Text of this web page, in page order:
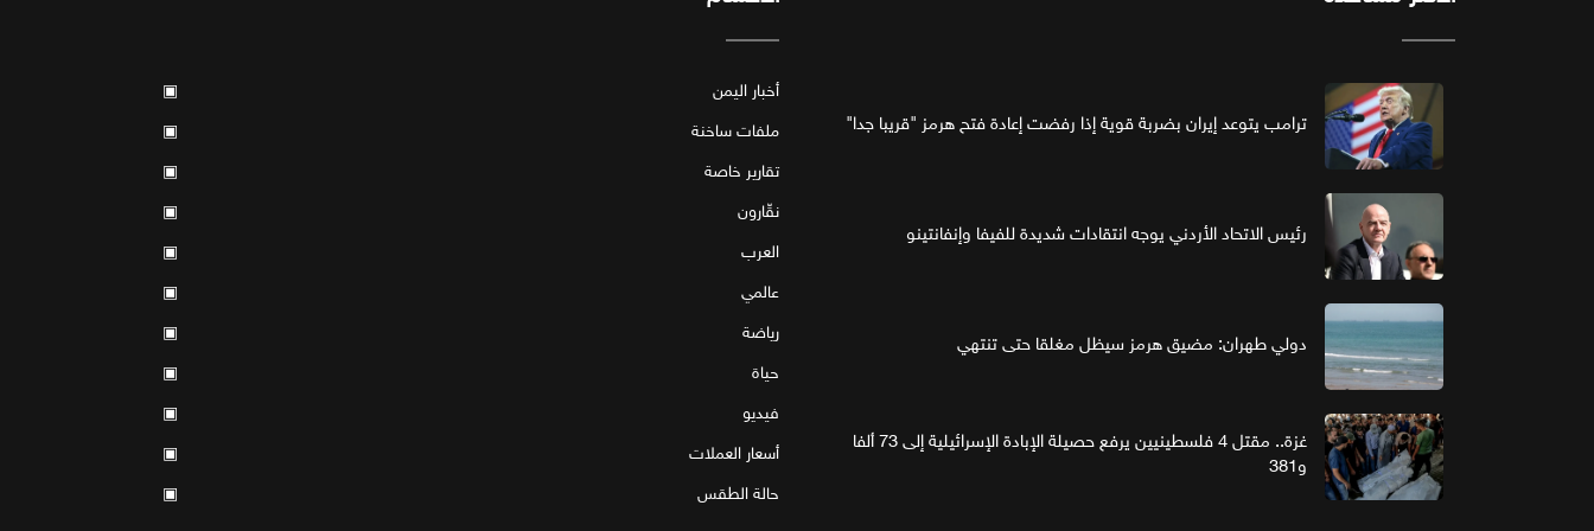
ترامب يتوعد إيران بضربة قوية إذا رفضت إعادة فتح هرمز "قريبا جدا"
رئيس الاتحاد الأردني يوجه انتقادات شديدة للفيفا وإنفانتينو
دولي طهران: مضيق هرمز سيظل مغلقا حتى تنتهي
غزة.. مقتل 4 فلسطينيين يرفع حصيلة الإبادة الإسرائيلية إلى 73 ألفا
و381
أخبار اليمن
▣
ملفات ساخنة
▣
تقارير خاصة
▣
نقّارون
▣
العرب
▣
عالمي
▣
رياضة
▣
حياة
▣
فيديو
▣
أسعار العملات
▣
حالة الطقس
▣